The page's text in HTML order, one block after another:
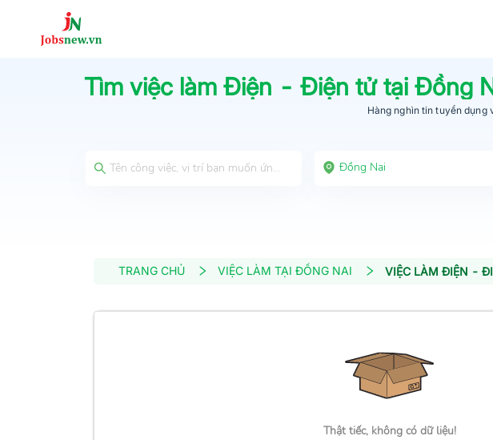
Tìm việc làm Điện - Điện tửtại Đồng
Hàng nghìn tin tuyển dụng
Đồng Nai
TRANG CHỦ VIỆC LÀM TẠI ĐỒNG NAI VIỆC LÀM ĐIỆN -
Thật tiếc, không có dữ liệu!